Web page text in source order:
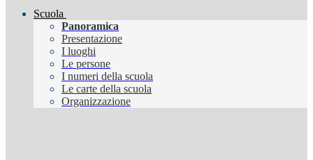
Scuola
Panoramica
Presentazione
I luoghi
Le persone
I numeri della scuola
Le carte della scuola
Organizzazione